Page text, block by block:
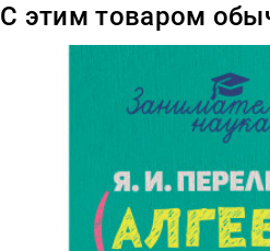
С этим товаром